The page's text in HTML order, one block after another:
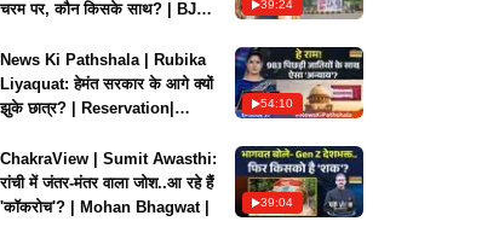
चरम पर, कौन किसके साथ? | BJP
39:24
News Ki Pathshala | Rubika
Liyaquat: हेमंत सरकार के आगे क्यों
झुके छात्र? | Reservation|
54:10
ChakraView | Sumit Awasthi:
रांची में जंतर-मंतर वाला जोश..आ रहे हैं
'कॉकरोच'? | Mohan Bhagwat |
39:04